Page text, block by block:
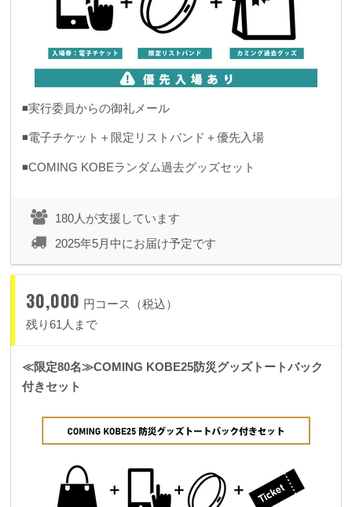
◾️実行委員からの御礼メール
◾️電子チケット＋限定リストバンド＋優先入場
◾️COMING KOBEランダム過去グッズセット
180人が支援しています
2025年5月中にお届け予定です
30,000 円コース（税込）
残り61人まで
≪限定80名≫COMING KOBE25防災グッズトートバック
付きセット